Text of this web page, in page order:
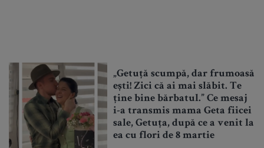
„Getuță scumpă, dar frumoasă
ești! Zici că ai mai slăbit. Te
ține bine bărbatul.” Ce mesaj
i-a transmis mama Geta fiicei
sale, Getuța, după ce a venit la
ea cu flori de 8 martie